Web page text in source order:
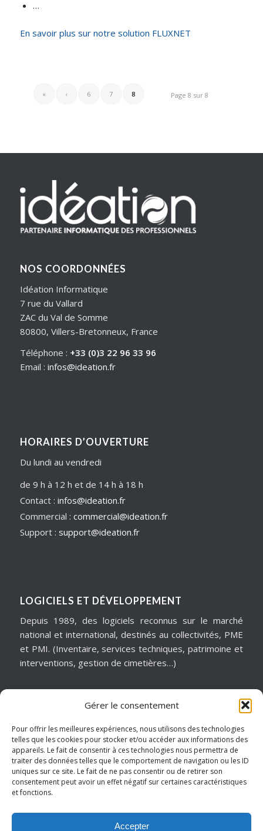
Gérer le consentement
Pour offrir les meilleures expériences, nous utilisons des technologies
telles que les cookies pour stocker et/ou accéder aux informations des
appareils. Le fait de consentir à ces technologies nous permettra de
traiter des données telles que le comportement de navigation ou les ID
uniques sur ce site. Le fait de ne pas consentir ou de retirer son
consentement peut avoir un effet négatif sur certaines caractéristiques
et fonctions.
Accepter
…
En savoir plus sur notre solution FLUXNET
Page 8 sur 8
« ‹ 6 7 8
NOS COORDONNÉES
Idéation Informatique
7 rue du Vallard
ZAC du Val de Somme
80800, Villers-Bretonneux, France
Téléphone : +33 (0)3 22 96 33 96
Email : infos@ideation.fr
HORAIRES D’OUVERTURE
Du lundi au vendredi
de 9 h à 12 h et de 14 h à 18 h
Contact : infos@ideation.fr
Commercial : commercial@ideation.fr
Support : support@ideation.fr
LOGICIELS ET DÉVELOPPEMENT
Depuis 1989, des logiciels reconnus sur le marché
national et international, destinés au collectivités, PME
et PMI. (Inventaire, services techniques, patrimoine et
interventions, gestion de cimetières…)
MATÉRIELS & ASSISTANCE
Installation, dépannage, assistance informatique,
sécurité informatique, infogérance, virtualisation, cloud
services, internet… Pour garantir notre réactivité, nous
intervenons sur un périmètre géographique de
proximité.
Hauts de France – Picardie – Amiens.